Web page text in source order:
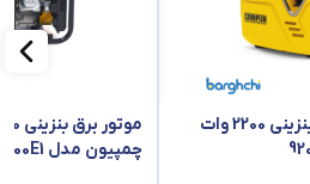
موتور برق کیفی بنزینی 2200 وات
چمپیون مدل CPG4000E1